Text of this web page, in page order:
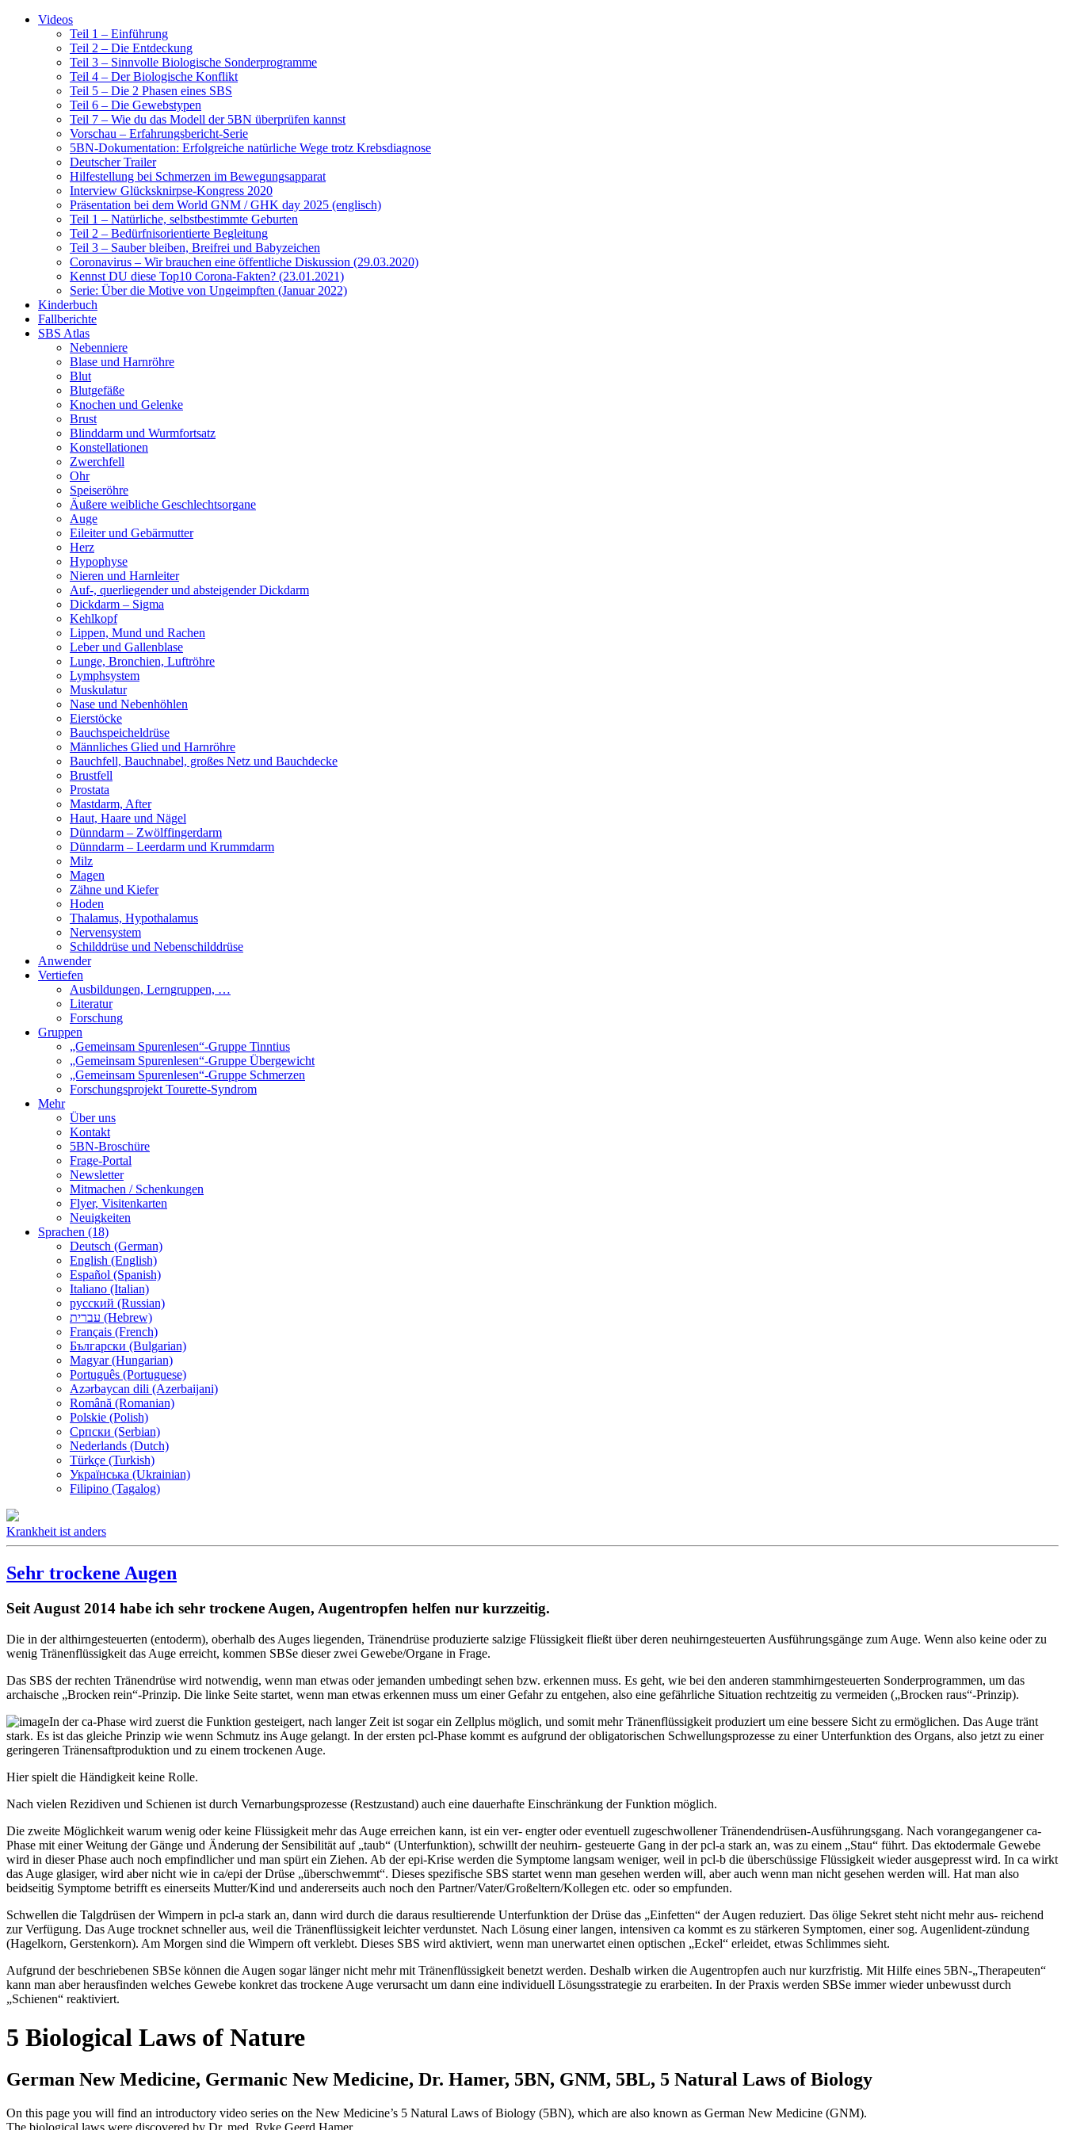
Videos
Teil 1 – Einführung
Teil 2 – Die Entdeckung
Teil 3 – Sinnvolle Biologische Sonderprogramme
Teil 4 – Der Biologische Konflikt
Teil 5 – Die 2 Phasen eines SBS
Teil 6 – Die Gewebstypen
Teil 7 – Wie du das Modell der 5BN überprüfen kannst
Vorschau – Erfahrungsbericht-Serie
5BN-Dokumentation: Erfolgreiche natürliche Wege trotz Krebsdiagnose
Deutscher Trailer
Hilfestellung bei Schmerzen im Bewegungsapparat
Interview Glücksknirpse-Kongress 2020
Präsentation bei dem World GNM / GHK day 2025 (englisch)
Teil 1 – Natürliche, selbstbestimmte Geburten
Teil 2 – Bedürfnisorientierte Begleitung
Teil 3 – Sauber bleiben, Breifrei und Babyzeichen
Coronavirus – Wir brauchen eine öffentliche Diskussion (29.03.2020)
Kennst DU diese Top10 Corona-Fakten? (23.01.2021)
Serie: Über die Motive von Ungeimpften (Januar 2022)
Kinderbuch
Fallberichte
SBS Atlas
Nebenniere
Blase und Harnröhre
Blut
Blutgefäße
Knochen und Gelenke
Brust
Blinddarm und Wurmfortsatz
Konstellationen
Zwerchfell
Ohr
Speiseröhre
Äußere weibliche Geschlechtsorgane
Auge
Eileiter und Gebärmutter
Herz
Hypophyse
Nieren und Harnleiter
Auf-, querliegender und absteigender Dickdarm
Dickdarm – Sigma
Kehlkopf
Lippen, Mund und Rachen
Leber und Gallenblase
Lunge, Bronchien, Luftröhre
Lymphsystem
Muskulatur
Nase und Nebenhöhlen
Eierstöcke
Bauchspeicheldrüse
Männliches Glied und Harnröhre
Bauchfell, Bauchnabel, großes Netz und Bauchdecke
Brustfell
Prostata
Mastdarm, After
Haut, Haare und Nägel
Dünndarm – Zwölffingerdarm
Dünndarm – Leerdarm und Krummdarm
Milz
Magen
Zähne und Kiefer
Hoden
Thalamus, Hypothalamus
Nervensystem
Schilddrüse und Nebenschilddrüse
Anwender
Vertiefen
Ausbildungen, Lerngruppen, …
Literatur
Forschung
Gruppen
„Gemeinsam Spurenlesen“-Gruppe Tinntius
„Gemeinsam Spurenlesen“-Gruppe Übergewicht
„Gemeinsam Spurenlesen“-Gruppe Schmerzen
Forschungsprojekt Tourette-Syndrom
Mehr
Über uns
Kontakt
5BN-Broschüre
Frage-Portal
Newsletter
Mitmachen / Schenkungen
Flyer, Visitenkarten
Neuigkeiten
Sprachen (18)
Deutsch (German)
English (English)
Español (Spanish)
Italiano (Italian)
русский (Russian)
עברית (Hebrew)
Français (French)
Български (Bulgarian)
Magyar (Hungarian)
Português (Portuguese)
Azərbaycan dili (Azerbaijani)
Română (Romanian)
Polskie (Polish)
Српски (Serbian)
Nederlands (Dutch)
Türkçe (Turkish)
Українська (Ukrainian)
Filipino (Tagalog)
Krankheit ist anders
Sehr trockene Augen
Seit August 2014 habe ich sehr trockene Augen, Augentropfen helfen nur kurzzeitig.
Die in der althirngesteuerten (entoderm), oberhalb des Auges liegenden, Tränendrüse produzierte salzige Flüssigkeit fließt über deren neuhirngesteuerten Ausführungsgänge zum Auge. Wenn also keine oder zu
wenig Tränenflüssigkeit das Auge erreicht, kommen SBSe dieser zwei Gewebe/Organe in Frage.
Das SBS der rechten Tränendrüse wird notwendig, wenn man etwas oder jemanden umbedingt sehen bzw. erkennen muss. Es geht, wie bei den anderen stammhirngesteuerten Sonderprogrammen, um das
archaische „Brocken rein“-Prinzip. Die linke Seite startet, wenn man etwas erkennen muss um einer Gefahr zu entgehen, also eine gefährliche Situation rechtzeitig zu vermeiden („Brocken raus“-Prinzip).
In der ca-Phase wird zuerst die Funktion gesteigert, nach langer Zeit ist sogar ein Zellplus möglich, und somit mehr Tränenflüssigkeit produziert um eine bessere Sicht zu ermöglichen. Das Auge tränt
stark. Es ist das gleiche Prinzip wie wenn Schmutz ins Auge gelangt. In der ersten pcl-Phase kommt es aufgrund der obligatorischen Schwellungsprozesse zu einer Unterfunktion des Organs, also jetzt zu einer
geringeren Tränensaftproduktion und zu einem trockenen Auge.
Hier spielt die Händigkeit keine Rolle.
Nach vielen Rezidiven und Schienen ist durch Vernarbungsprozesse (Restzustand) auch eine dauerhafte Einschränkung der Funktion möglich.
Die zweite Möglichkeit warum wenig oder keine Flüssigkeit mehr das Auge erreichen kann, ist ein ver- engter oder eventuell zugeschwollener Tränendendrüsen-Ausführungsgang. Nach vorangegangener ca-
Phase mit einer Weitung der Gänge und Änderung der Sensibilität auf „taub“ (Unterfunktion), schwillt der neuhirn- gesteuerte Gang in der pcl-a stark an, was zu einem „Stau“ führt. Das ektodermale Gewebe
wird in dieser Phase auch noch empfindlicher und man spürt ein Ziehen. Ab der epi-Krise werden die Symptome langsam weniger, weil in pcl-b die überschüssige Flüssigkeit wieder ausgepresst wird. In ca wirkt
das Auge glasiger, wird aber nicht wie in ca/epi der Drüse „überschwemmt“. Dieses spezifische SBS startet wenn man gesehen werden will, aber auch wenn man nicht gesehen werden will. Hat man also
beidseitig Symptome betrifft es einerseits Mutter/Kind und andererseits auch noch den Partner/Vater/Großeltern/Kollegen etc. oder so empfunden.
Schwellen die Talgdrüsen der Wimpern in pcl-a stark an, dann wird durch die daraus resultierende Unterfunktion der Drüse das „Einfetten“ der Augen reduziert. Das ölige Sekret steht nicht mehr aus- reichend
zur Verfügung. Das Auge trocknet schneller aus, weil die Tränenflüssigkeit leichter verdunstet. Nach Lösung einer langen, intensiven ca kommt es zu stärkeren Symptomen, einer sog. Augenlident-zündung
(Hagelkorn, Gerstenkorn). Am Morgen sind die Wimpern oft verklebt. Dieses SBS wird aktiviert, wenn man unerwartet einen optischen „Eckel“ erleidet, etwas Schlimmes sieht.
Aufgrund der beschriebenen SBSe können die Augen sogar länger nicht mehr mit Tränenflüssigkeit benetzt werden. Deshalb wirken die Augentropfen auch nur kurzfristig. Mit Hilfe eines 5BN-„Therapeuten“
kann man aber herausfinden welches Gewebe konkret das trockene Auge verursacht um dann eine individuell Lösungsstrategie zu erarbeiten. In der Praxis werden SBSe immer wieder unbewusst durch
„Schienen“ reaktiviert.
5 Biological Laws of Nature
German New Medicine, Germanic New Medicine, Dr. Hamer, 5BN, GNM, 5BL, 5 Natural Laws of Biology
On this page you will find an introductory video series on the New Medicine’s 5 Natural Laws of Biology (5BN), which are also known as German New Medicine (GNM).